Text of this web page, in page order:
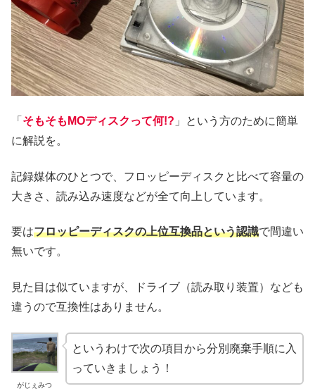
「 そもそもMOディスクって何!? 」という方のために簡単
に解説を。
記録媒体のひとつで、フロッピーディスクと比べて容量の
大きさ、読み込み速度などが全て向上しています。
要はフロッピーディスクの上位互換品という認識で間違い
無いです。
見た目は似ていますが、ドライブ（読み取り装置）なども
違うので互換性はありません。
がじぇみつ
というわけで次の項目から分別廃棄手順に入
っていきましょう！